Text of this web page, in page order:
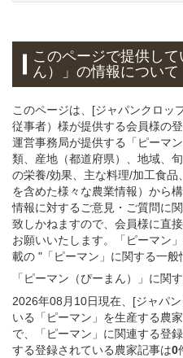
このページで提供して
ん）」の情報について
このページは、[ジャパンクロッ
従事者）様が提供する会員様の
運営事務局が提供する「ピーマ
類、産地（都道府県）、地域、
の栄養/効果、主な料理/加工食
を含めた様々な農業情報）から
情報に対するご意見・ご質問に
致しかねますので、会員様に直
お願いいたします。「ピーマン
載の "「ピーマン」に関する一般
「ピーマン（ぴーまん）」 に関
2026年08月10日現在、[ジャパ
いる「ピーマン」を生産する農
で、「ピーマン」に関連する登
する登録されている農家記事は0